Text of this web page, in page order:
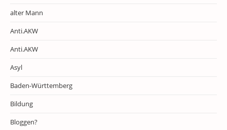
alter Mann
Anti.AKW
Anti.AKW
Asyl
Baden-Württemberg
Bildung
Bloggen?